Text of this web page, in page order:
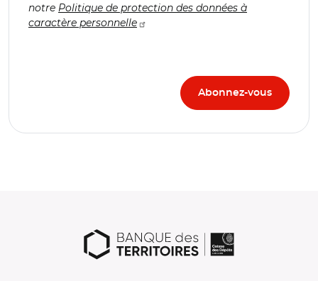
notre Politique de protection des données à
caractère personnelle